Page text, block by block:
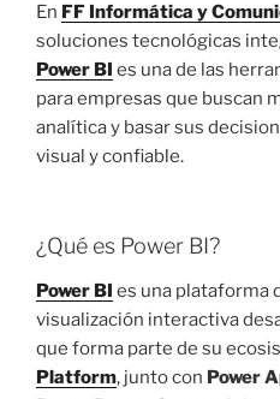
En FF Informática y
soluciones tecnológicas
Power BI es una de las
para empresas que buscan
analítica y basar sus
visual y confiable.
¿Qué es Power BI?
Power BI es una plataforma
visualización interactiva
que forma parte de su
Platform, junto con Power